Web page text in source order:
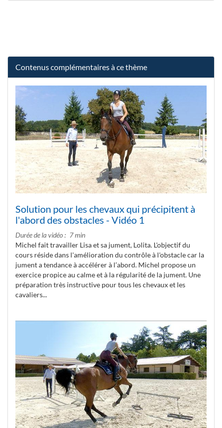
Contenus complémentaires à ce thème
Solution pour les chevaux qui précipitent à
l'abord des obstacles - Vidéo 1
Durée de la vidéo
7 min
Michel fait travailler Lisa et sa jument, Lolita. L'objectif du
cours réside dans l'amélioration du contrôle à l'obstacle car la
jument a tendance à accélérer à l’abord. Michel propose un
exercice propice au calme et à la régularité de la jument. Une
préparation très instructive pour tous les chevaux et les
cavaliers...